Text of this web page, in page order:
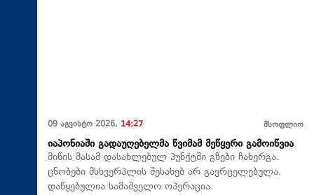
09 აგვისტო 2026, 14:27 მსოფლიო
იაპონიაში გადაუღებელმა წვიმამ მეწყერი გამოიწვია
მიწის მასამ დასახლებულ პუნქტში გზები ჩახერგა.
ცნობები მსხვერპლის შესახებ არ გავრცელებულა.
დაწყებულია სამაშველო ოპერაცია.